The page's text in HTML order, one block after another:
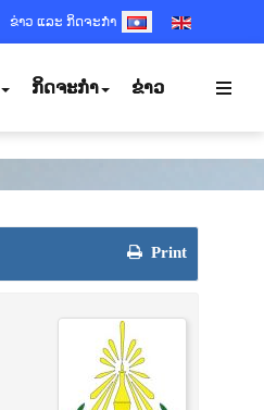
ຂ່າວ ແລະ ກິດຈະກຳSELECT YOUR
ກິດຈະກຳ ຂ່າວ
Print